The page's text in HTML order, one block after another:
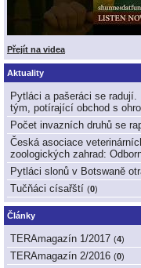
Přejít na videa
Aktuality
Pytláci a pašeráci se
tým, potírající obchod s
Počet invazních druhů se
Česká asociace
zoologických zahrad:
Pytláci slonů v Botswaně
Tučňáci císařští (0)
Články
TERAmagazín 1/2017 (4)
TERAmagazín 2/2016 (0)